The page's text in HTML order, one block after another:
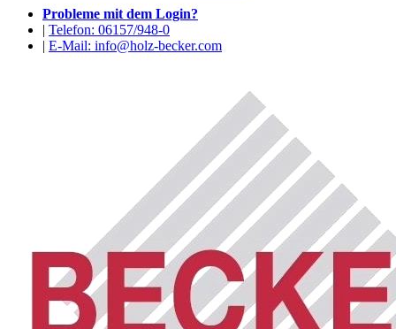
Probleme mit dem Login?
| Telefon: 06157/948-0
| E-Mail: info@holz-becker.com